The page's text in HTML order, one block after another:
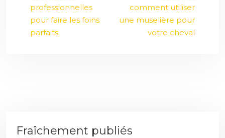
professionnelles
pour faire les foins
parfaits
comment utiliser
une muselière pour
votre cheval
Fraîchement publiés